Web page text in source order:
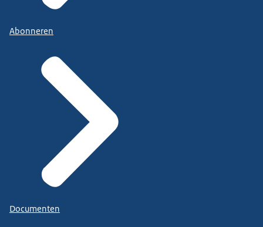
Abonneren
Documenten